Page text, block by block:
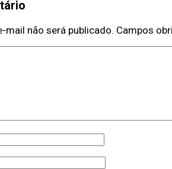
mail não será publicado. Campos